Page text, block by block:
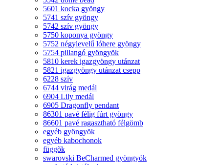
5601 kocka gyöngy
5741 szív gyöngy
5742 szív gyöngy
5750 koponya gyöngy
5752 négylevelű lóhere gyöngy
5754 pillangó gyöngyök
5810 kerek igazgyöngy utánzat
5821 igazgyöngy utánzat csepp
6228 szív
6744 virág medál
6904 Lily medál
6905 Dragonfly pendant
86301 pavé félig fúrt gyöngy
86601 pavé ragasztható félgömb
egyéb gyöngyök
egyéb kabochonok
függõk
swarovski BeCharmed gyöngyök